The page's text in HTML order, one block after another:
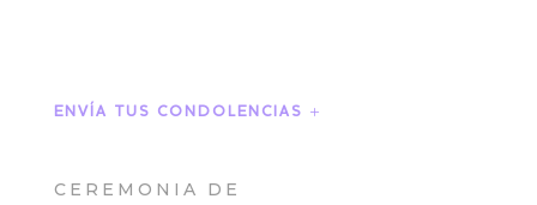
ENVÍA TUS CONDOLENCIAS
CEREMONIA DE